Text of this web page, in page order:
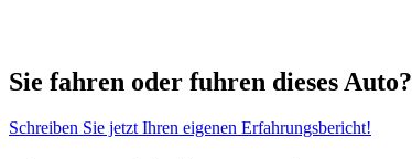
Sie fahren oder fuhren dieses Auto?
Schreiben Sie jetzt Ihren eigenen Erfahrungsbericht!